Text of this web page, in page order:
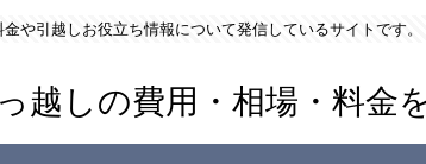
や引越しお役立ち情報について発信しているサイトです。